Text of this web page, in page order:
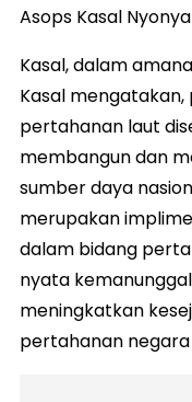
Asops Kasal
Kasal, dalam
Kasal
pertahanan laut
membangun dan
sumber daya
merupakan
dalam bidang
nyata
meningkatkan
pertahanan negara